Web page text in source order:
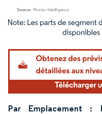
Image © Mordor Intelligence. La
Par Emplacement :